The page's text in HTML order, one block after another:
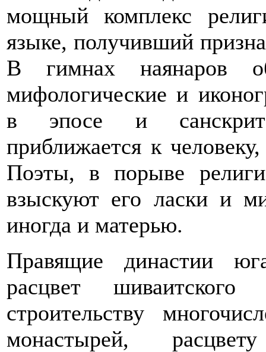
мощный комплекс
языке, получивший
В гимнах наянаров
мифологические и
в эпосе и
приближается к
Поэты, в порыве
взыскуют его ласки и
иногда и матерью.
Правящие династии
расцвет
строительству
монастырей,